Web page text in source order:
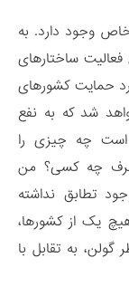
وجود دارد. به
فعالیت ساختارهای
حمایت کشورهای
شد که به نفع
است چه چیزی را
طرف چه کسی؟ من
تطابق نداشته
یک از کشورها،
به تقابل با